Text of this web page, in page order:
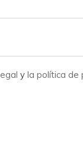
y la política de